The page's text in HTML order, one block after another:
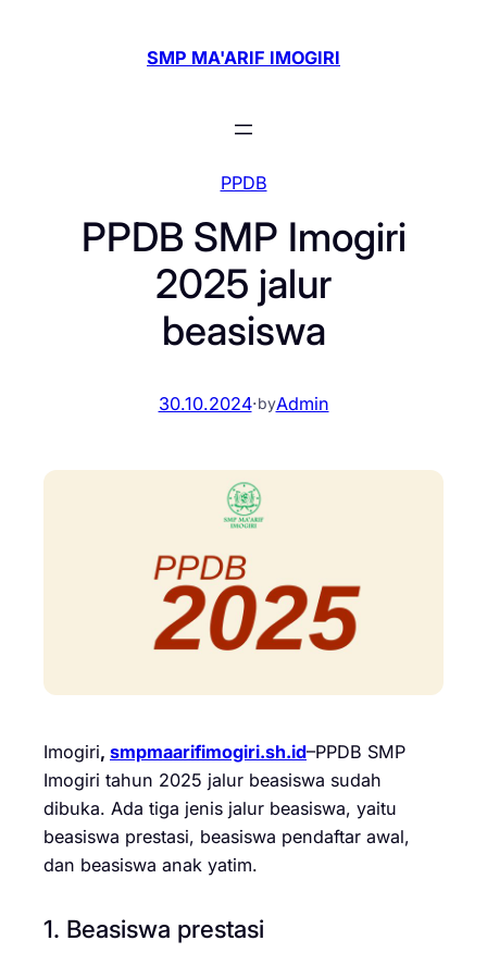
SMP MA'ARIF IMOGIRI
PPDB
PPDB SMP Imogiri
2025 jalur
beasiswa
30.10.2024·byAdmin
Imogiri, smpmaarifimogiri.sh.id–PPDB SMP
Imogiri tahun 2025 jalur beasiswa sudah
dibuka. Ada tiga jenis jalur beasiswa, yaitu
beasiswa prestasi, beasiswa pendaftar awal,
dan beasiswa anak yatim.
1. Beasiswa prestasi